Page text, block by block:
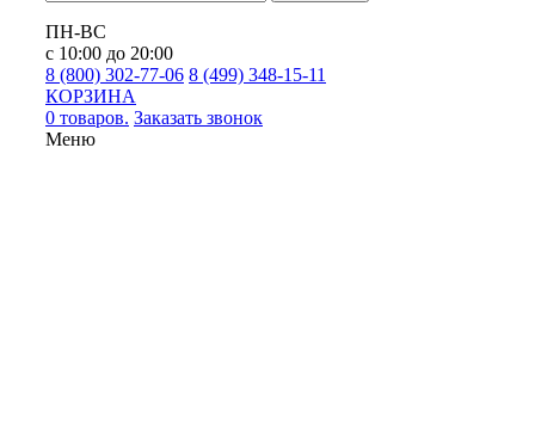
ПН-ВС
с 10:00 до 20:00
8 (800) 302-77-06 8 (499) 348-15-11
КОРЗИНА
0 товаров. Заказать звонок
Меню